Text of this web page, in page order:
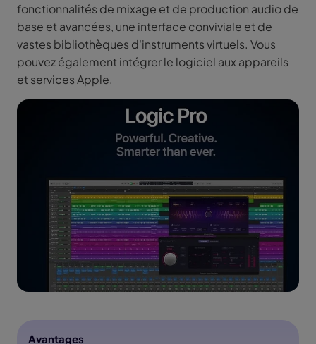
fonctionnalités de mixage et de production audio de
base et avancées, une interface conviviale et de
vastes bibliothèques d'instruments virtuels. Vous
pouvez également intégrer le logiciel aux appareils
et services Apple.
Avantages